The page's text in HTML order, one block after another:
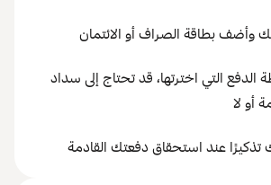
وأضف بطاقة الصراف أو الائتمان
التي اخترتها، قد تحتاج إلى سداد
أو لا
عند استحقاق دفعتك القادمة